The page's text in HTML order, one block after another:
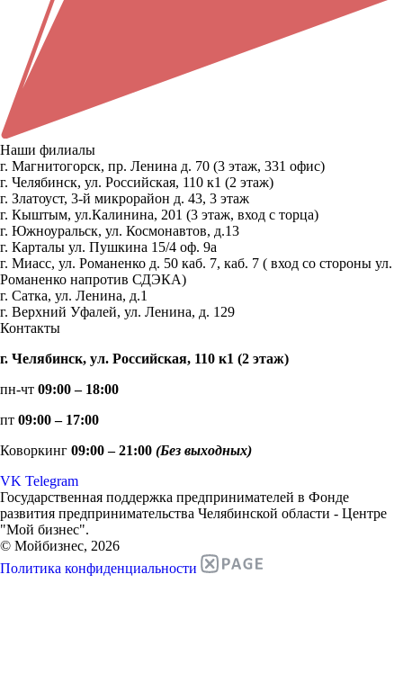
Наши филиалы
г. Магнитогорск, пр. Ленина д. 70 (3 этаж, 331 офис)
г. Челябинск, ул. Российская, 110 к1 (2 этаж)
г. Златоуст, 3-й микрорайон д. 43, 3 этаж
г. Кыштым, ул.Калинина, 201 (3 этаж, вход с торца)
г. Южноуральск, ул. Космонавтов, д.13
г. Карталы ул. Пушкина 15/4 оф. 9а
г. Миасс, ул. Романенко д. 50 каб. 7, каб. 7 ( вход со стороны ул.
Романенко напротив СДЭКА)
г. Сатка, ул. Ленина, д.1
г. Верхний Уфалей, ул. Ленина, д. 129
Контакты
г. Челябинск, ул. Российская, 110 к1 (2 этаж)
пн-чт 09:00 – 18:00
пт 09:00 – 17:00
Коворкинг 09:00 – 21:00 (Без выходных)
VK Telegram
Государственная поддержка предпринимателей в Фонде
развития предпринимательства Челябинской области - Центре
"Мой бизнес".
© Мойбизнес, 2026
Политика конфиденциальности